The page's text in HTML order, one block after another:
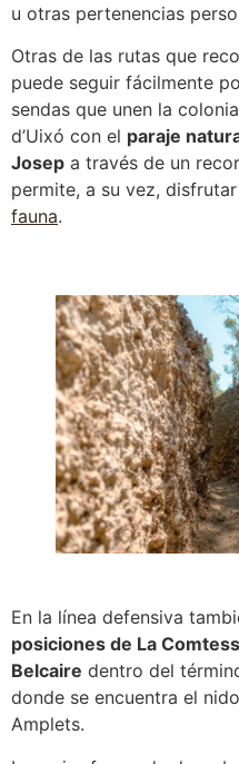
u otras pertenencias
Otras de las rutas que
puede seguir fácilmente
sendas que unen la
d’Uixó con el paraje
Josep a través de un
permite, a su vez,
fauna.
En la línea defensiva
posiciones de La
Belcaire dentro del
donde se encuentra el
Amplets.